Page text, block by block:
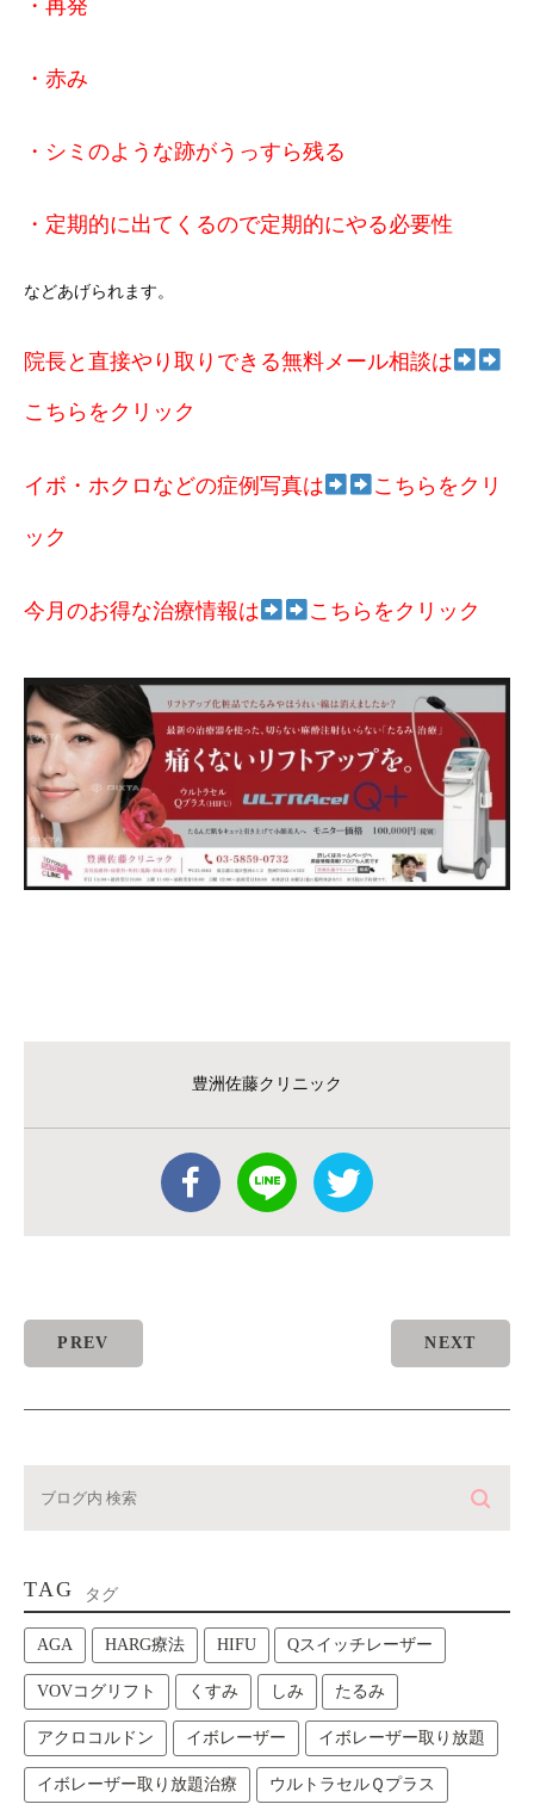
・再発
・赤み
・シミのような跡がうっすら残る
・定期的に出てくるので定期的にやる必要性
などあげられます。
院長と直接やり取りできる無料メール相談は
こちらをクリック
イボ・ホクロなどの症例写真は こちらをクリ
ック
今月のお得な治療情報は こちらをクリック
豊洲佐藤クリニック
PREV NEXT
TAG タグ
AGA HARG療法 HIFU Qスイッチレーザー
VOVコグリフト くすみ しみ たるみ
アクロコルドン イボレーザー イボレーザー取り放題
イボレーザー取り放題治療 ウルトラセルＱプラス